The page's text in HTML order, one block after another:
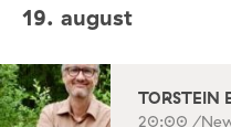
19. august
TORSTEIN
20:00 /